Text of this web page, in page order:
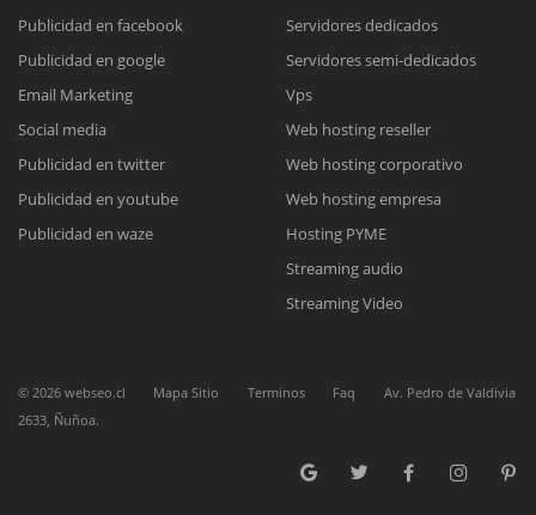
Reunión online
Nuestros ejecutivos le enviarán un correo electrónico con el enlace a
Cotización
Complete el formulario y nos contactaremos a la brevedad.
Chat Online
Todos nuestros ejecutivos están fuera de línea. Complete el formulario
para enviarnos un correo electrónico con sus datos personales.
Publicidad en facebook
Publicidad en google
Email Marketing
Social media
Publicidad en twitter
Publicidad en youtube
Publicidad en waze
Servidores dedicados
Servidores semi-dedicados
Vps
Web hosting reseller
Web hosting corporativo
Web hosting empresa
Hosting PYME
Streaming audio
Streaming Video
© 2026 webseo.cl Mapa Sitio Terminos Faq
Av. Pedro de Valdivia
2633, Ñuñoa.